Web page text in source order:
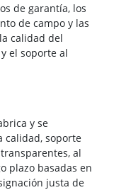
de garantía, los
de campo y las
calidad del
el soporte al
y se
calidad, soporte
al
plazo basadas en
justa de